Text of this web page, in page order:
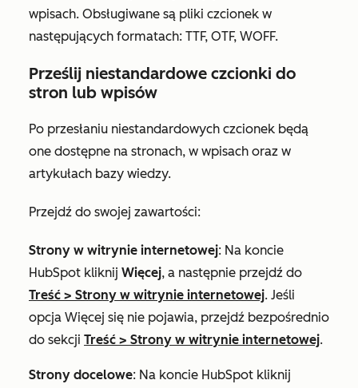
wpisach. Obsługiwane są pliki czcionek w
następujących formatach: TTF, OTF, WOFF.
Prześlij niestandardowe czcionki do
stron lub wpisów
Po przesłaniu niestandardowych czcionek będą
one dostępne na stronach, w wpisach oraz w
artykułach bazy wiedzy.
Przejdź do swojej zawartości:
Strony w witrynie internetowej: Na koncie
HubSpot kliknij Więcej, a następnie przejdź do
Treść > Strony w witrynie internetowej. Jeśli
opcja Więcej się nie pojawia, przejdź bezpośrednio
do sekcji Treść > Strony w witrynie internetowej.
Strony docelowe: Na koncie HubSpot kliknij